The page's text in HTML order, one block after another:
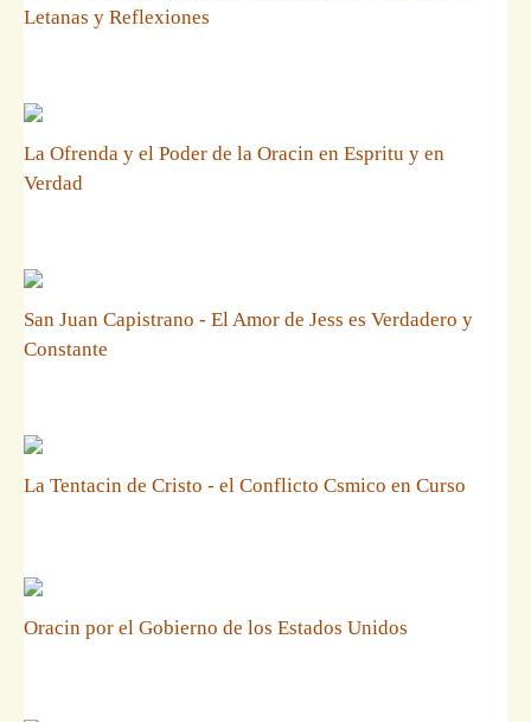
Letanas y Reflexiones
La Ofrenda y el Poder de la Oracin en Espritu y en
Verdad
San Juan Capistrano - El Amor de Jess es Verdadero y
Constante
La Tentacin de Cristo - el Conflicto Csmico en Curso
Oracin por el Gobierno de los Estados Unidos